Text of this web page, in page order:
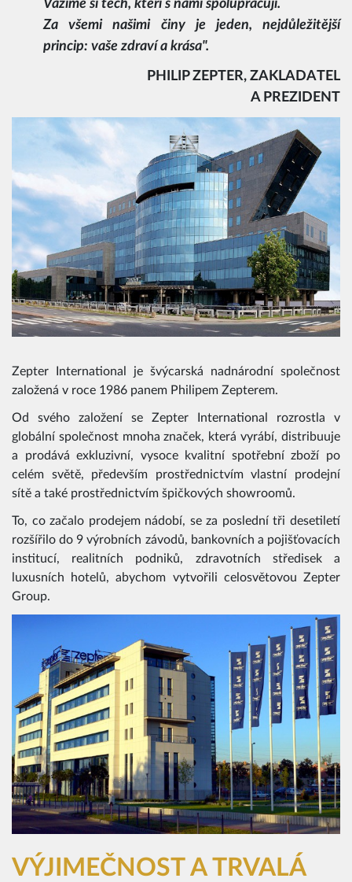
Vážíme si těch, kteří s námi spolupracují.
Za všemi našimi činy je jeden, nejdůležitější
princip: vaše zdraví a krása".
PHILIP ZEPTER, ZAKLADATEL
A PREZIDENT
Zepter International je švýcarská nadnárodní společnost
založená v roce 1986 panem Philipem Zepterem.
Od svého založení se Zepter International rozrostla v
globální společnost mnoha značek, která vyrábí, distribuuje
a prodává exkluzivní, vysoce kvalitní spotřební zboží po
celém světě, především prostřednictvím vlastní prodejní
sítě a také prostřednictvím špičkových showroomů.
To, co začalo prodejem nádobí, se za poslední tři desetiletí
rozšířilo do 9 výrobních závodů, bankovních a pojišťovacích
institucí, realitních podniků, zdravotních středisek a
luxusních hotelů, abychom vytvořili celosvětovou Zepter
Group.
VÝJIMEČNOST A TRVALÁ